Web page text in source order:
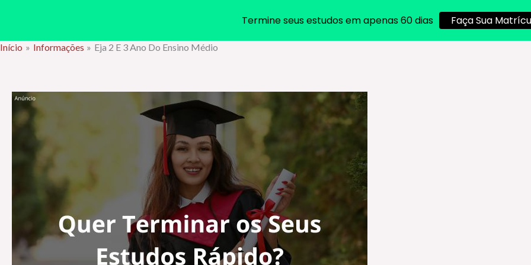
Ir
conteúdo
Início Informações Eja 2 E 3 Ano Do Ensino Médio
Termine seus estudos em apenas 60 dias Faça Sua